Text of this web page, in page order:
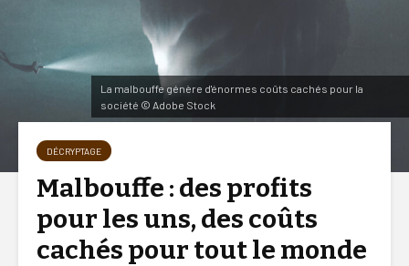
La malbouffe génère d'énormes coûts cachés pour la
société © Adobe Stock
DÉCRYPTAGE
Malbouffe : des profits
pour les uns, des coûts
cachés pour tout le monde